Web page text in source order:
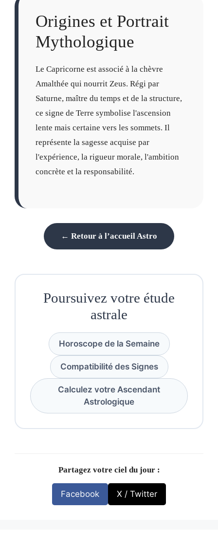
Origines et Portrait
Mythologique
Le Capricorne est associé à la chèvre
Amalthée qui nourrit Zeus. Régi par
Saturne, maître du temps et de la structure,
ce signe de Terre symbolise l'ascension
lente mais certaine vers les sommets. Il
représente la sagesse acquise par
l'expérience, la rigueur morale, l'ambition
concrète et la responsabilité.
← Retour à l’accueil Astro
Poursuivez votre étude
astrale
Horoscope de la Semaine
Compatibilité des Signes
Calculez votre Ascendant
Astrologique
Partagez votre ciel du jour :
Facebook X / Twitter